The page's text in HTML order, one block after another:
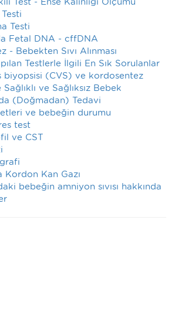
Testi
Fetal DNA - cffDNA
- Bebekten Sıvı Alınması
Testlerle İlgili En Sık Sorulanlar
biyopsisi (CVS) ve kordosentez
ve Sağlıksız Bebek
(Doğmadan) Tedavi
ve bebeğin durumu
test
ve CST
Kordon Kan Gazı
bebeğin amniyon sıvısı hakkında